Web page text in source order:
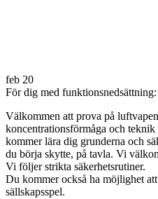
feb 20
För dig med
Välkommen att prova på
koncentrationsförmåga och
kommer lära dig grunderna och
du börja skytte, på tavla. Vi
Vi följer strikta säkerhetsrutiner.
Du kommer också ha möjlighet
sällskapsspel.